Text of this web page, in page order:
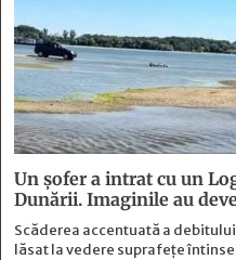
Un șofer a intrat cu un
Dunării. Imaginile au
Scăderea accentuată a
lăsat la vedere suprafețe